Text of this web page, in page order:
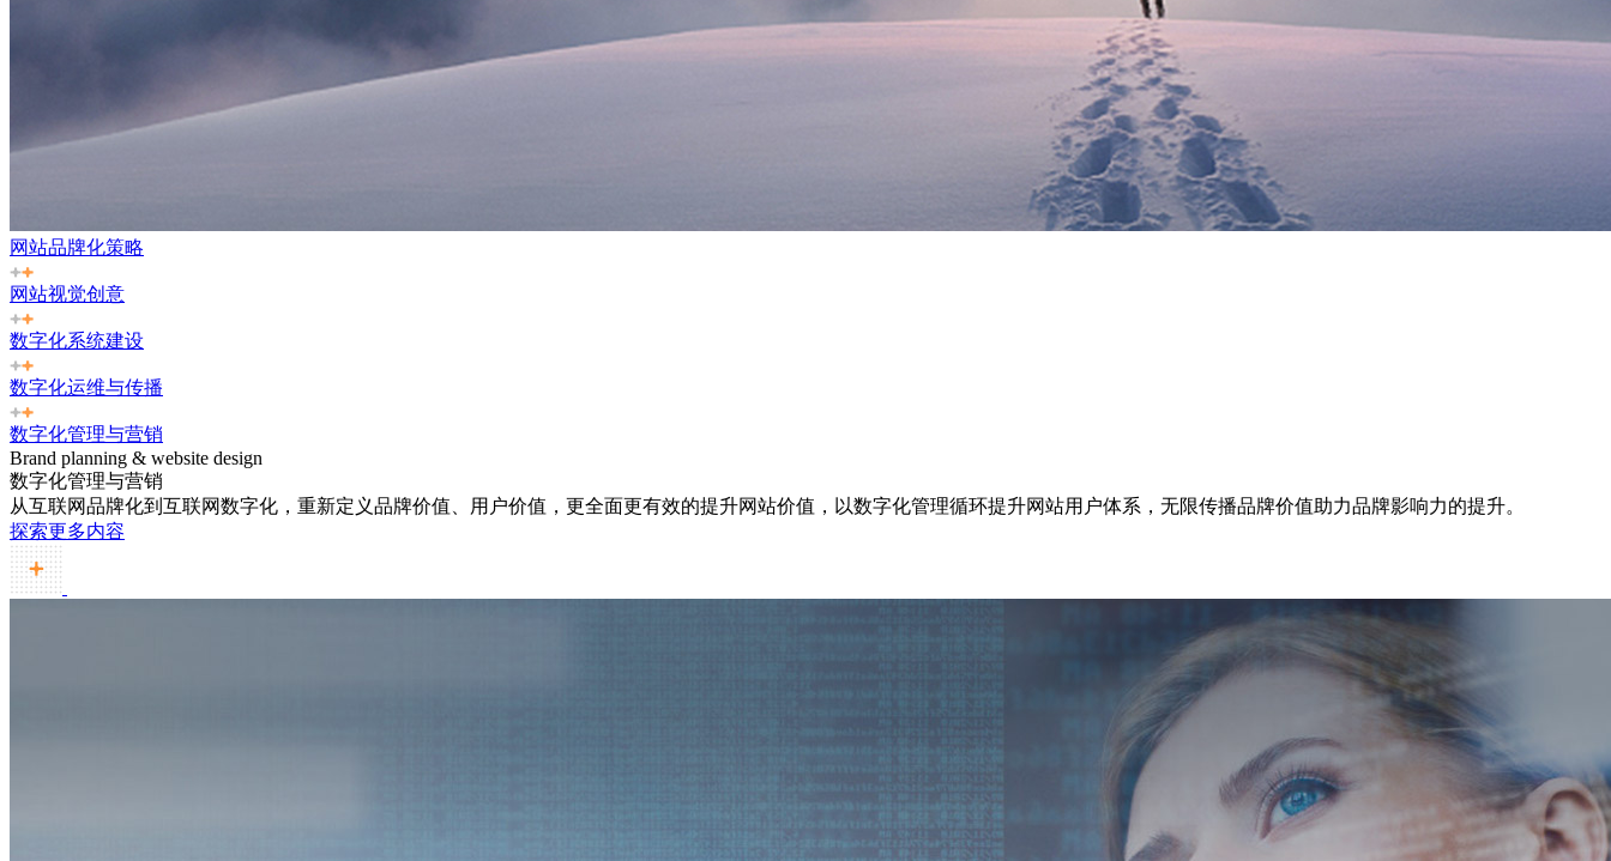
网站品牌化策略
网站视觉创意
数字化系统建设
数字化运维与传播
数字化管理与营销
Brand planning & website design
数字化管理与营销
从互联网品牌化到互联网数字化，重新定义品牌价值、用户价值，更全面更有效的提升网站价值，以数字化管理循环提升网站用户体系，无限传播品牌价值助力品牌影响力的提升。
探索更多内容